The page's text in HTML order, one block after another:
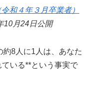
和４年３月卒業者）
10月24日公開
約8人に1人は、あなた
いる**という事実で